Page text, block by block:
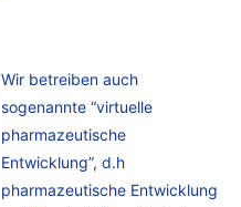
Wir betreiben auch
sogenannte “virtuelle
pharmazeutische
Entwicklung”, d.h
pharmazeutische Entwicklung